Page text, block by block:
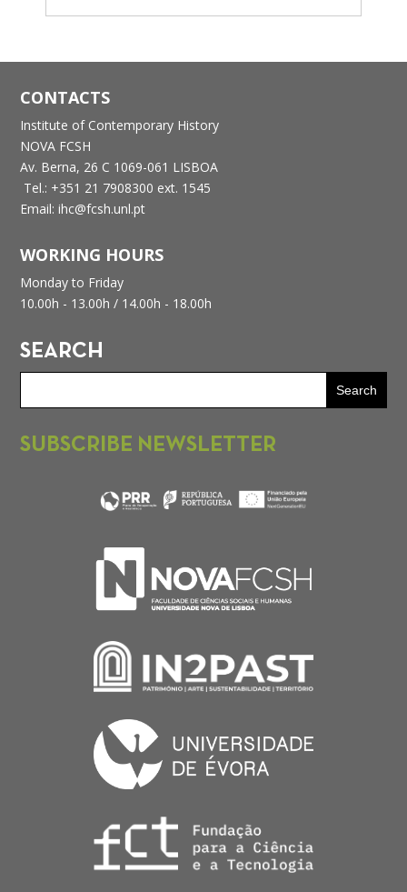
CONTACTS
Institute of Contemporary History
NOVA FCSH
Av. Berna, 26 C 1069-061 LISBOA
Tel.: +351 21 7908300 ext. 1545
Email: ihc@fcsh.unl.pt
WORKING HOURS
Monday to Friday
10.00h - 13.00h / 14.00h - 18.00h
SEARCH
SUBSCRIBE NEWSLETTER